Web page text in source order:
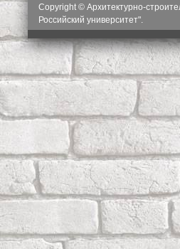
Copyright © Архитектурно-
Российский университет".